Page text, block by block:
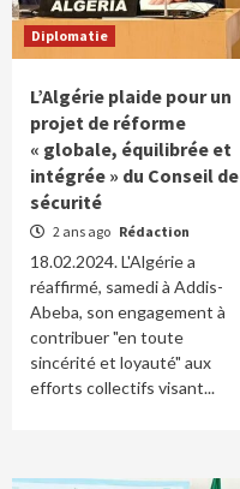
Diplomatie
L’Algérie plaide pour un
projet de réforme
« globale, équilibrée et
intégrée » du Conseil de
sécurité
2 ans ago Rédaction
18.02.2024. L'Algérie a
réaffirmé, samedi à Addis-
Abeba, son engagement à
contribuer "en toute
sincérité et loyauté" aux
efforts collectifs visant...